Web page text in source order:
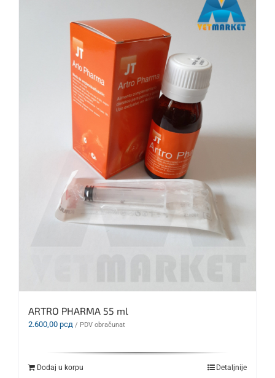
ARTRO PHARMA 55 ml
2.600,00 рсд / PDV obračunat
Dodaj u korpu Detaljnije